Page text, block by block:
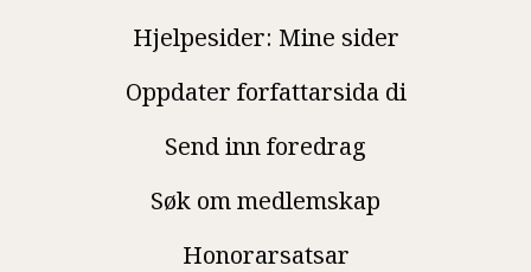
Hjelpesider: Mine sider
Oppdater forfattarsida di
Send inn foredrag
Søk om medlemskap
Honorarsatsar